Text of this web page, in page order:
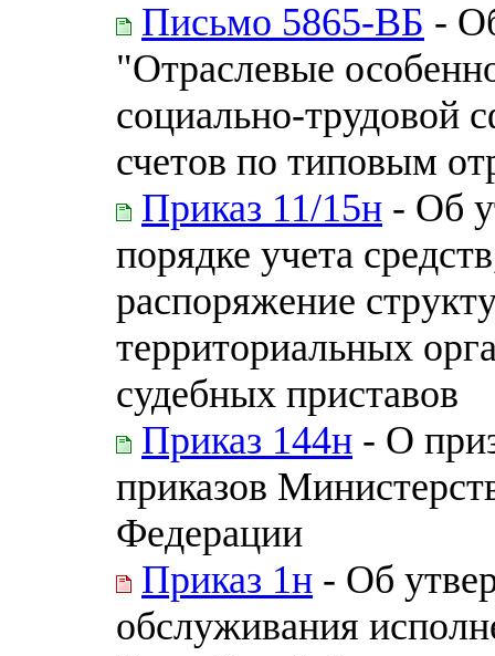
Письмо 5865-ВБ -
"Отраслевые
социально-трудовой
счетов по типовым
Приказ 11/15н - Об
порядке учета
распоряжение
территориальных
судебных приставов
Приказ 144н - О
приказов
Федерации
Приказ 1н - Об
обслуживания